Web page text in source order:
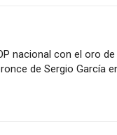
nacional con el oro
de Sergio García